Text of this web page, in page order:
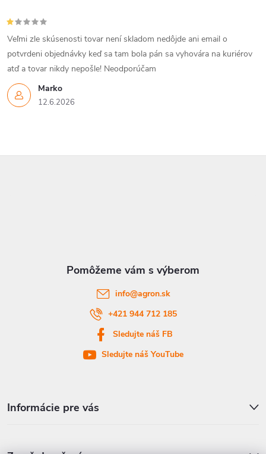
Marko
12.6.2026
Veľmi zle skúsenosti tovar není skladom nedôjde ani email o
potvrdeni objednávky keď sa tam bola pán sa vyhovára na kuriérov
atď a tovar nikdy nepošle! Neodporúčam
Informácie pre vás
info@agron.sk
+421 944 712 185
Sledujte náš FB
Sledujte náš YouTube